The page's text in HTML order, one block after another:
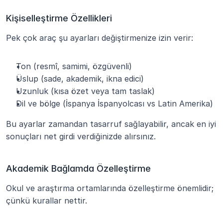
Kişiselleştirme Özellikleri
Pek çok araç şu ayarları değiştirmenize izin verir:
Ton (resmî, samimi, özgüvenli)
Üslup (sade, akademik, ikna edici)
Uzunluk (kısa özet veya tam taslak)
Dil ve bölge (İspanya İspanyolcası vs Latin Amerika)
Bu ayarlar zamandan tasarruf sağlayabilir, ancak en iyi
sonuçları net girdi verdiğinizde alırsınız.
Akademik Bağlamda Özelleştirme
Okul ve araştırma ortamlarında özelleştirme önemlidir;
çünkü kurallar nettir.